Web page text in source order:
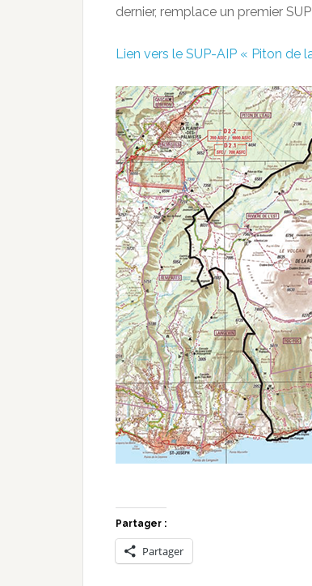
dernier, remplace un premier
Lien vers le SUP-AIP « Piton de
Partager :
Partager